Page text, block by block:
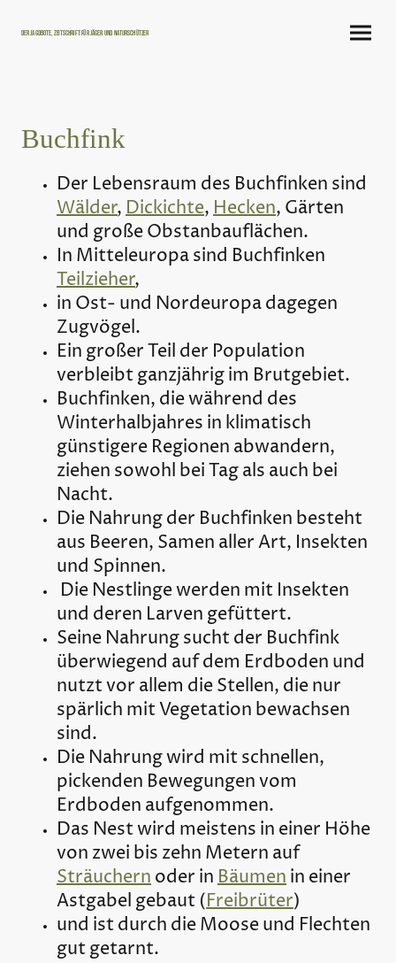
Der Jagdbote, Zeitschrift für Jäger und Naturschützer
Buchfink
Der Lebensraum des Buchfinken sind
Wälder,Dickichte,Hecken, Gärten
und große Obstanbauflächen.
In Mitteleuropa sind Buchfinken
Teilzieher,
in Ost- und Nordeuropa dagegen
Zugvögel.
Ein großer Teil der Population
verbleibt ganzjährig im Brutgebiet.
Buchfinken, die während des
Winterhalbjahres in klimatisch
günstigere Regionen abwandern,
ziehen sowohl bei Tag als auch bei
Nacht.
Die Nahrung der Buchfinken besteht
aus Beeren, Samen aller Art, Insekten
und Spinnen.
Die Nestlinge werden mit Insekten
und deren Larven gefüttert.
Seine Nahrung sucht der Buchfink
überwiegend auf dem Erdboden und
nutzt vor allem die Stellen, die nur
spärlich mit Vegetation bewachsen
sind.
Die Nahrung wird mit schnellen,
pickenden Bewegungen vom
Erdboden aufgenommen.
Das Nest wird meistens in einer Höhe
von zwei bis zehn Metern auf
Sträuchernoder inBäumenin einer
Astgabel gebaut (Freibrüter)
und ist durch die Moose und Flechten
gut getarnt.